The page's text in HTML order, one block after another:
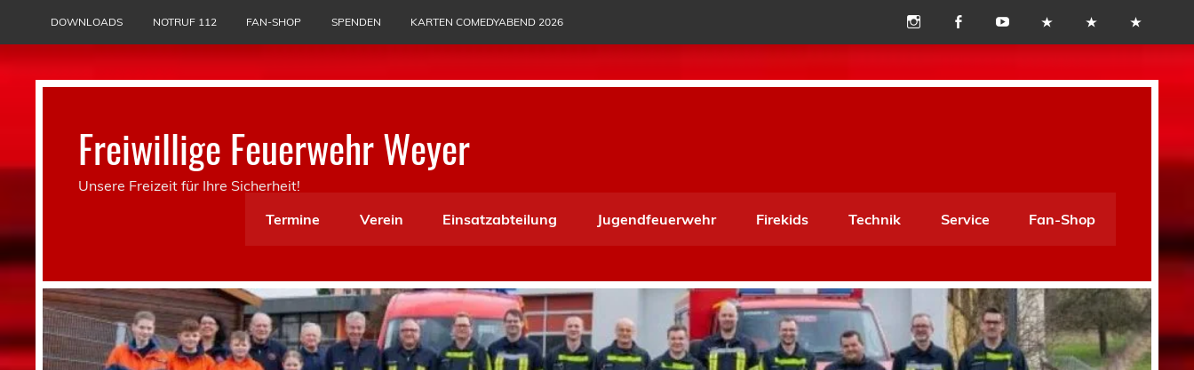
DOWNLOADS NOTRUF 112 FAN-SHOP SPENDEN KARTEN COMEDYABEND 2026
Freiwillige Feuerwehr Weyer
Unsere Freizeit für Ihre Sicherheit!
Termine
Verein Einsatzabteilung Jugendfeuerwehr Firekids Technik Service Fan-Shop